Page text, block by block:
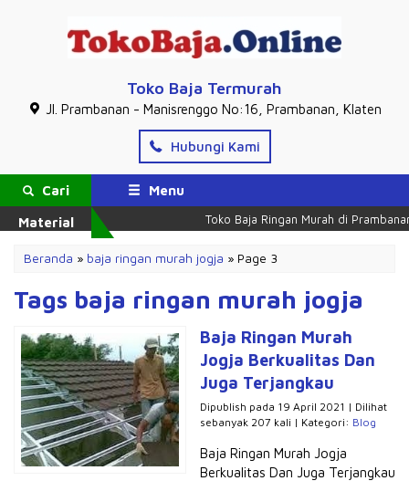
Toko Baja Termurah
Jl. Prambanan - Manisrenggo No:16, Prambanan, Klaten
Hubungi Kami
Cari
Material
Menu
Toko Baja Ringan Murah di Prambanan
Beranda » baja ringan murah jogja » Page 3
Tags baja ringan murah jogja
Baja Ringan Murah
Jogja Berkualitas Dan
Juga Terjangkau
Dipublish pada 19 April 2021 | Dilihat
sebanyak 207 kali | Kategori: Blog
Baja Ringan Murah Jogja
Berkualitas Dan Juga Terjangkau